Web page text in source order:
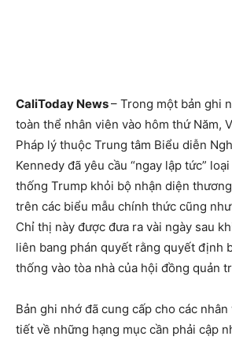
CaliToday News– Trong một bản ghi
toàn thể nhân viên vào hôm thứ Năm,
Pháp lý thuộc Trung tâm Biểu diễn
Kennedy đã yêu cầu “ngay lập tức”
thống Trump khỏi bộ nhận diện
trên các biểu mẫu chính thức cũng
Chỉ thị này được đưa ra vài ngày sau
liên bang phán quyết rằng quyết định
thống vào tòa nhà của hội đồng quản
Bản ghi nhớ đã cung cấp cho các
tiết về những hạng mục cần phải cập